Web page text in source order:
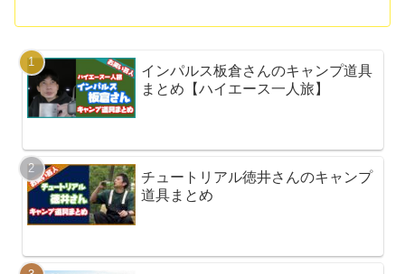
インパルス板倉さんのキャンプ道具
まとめ【ハイエース一人旅】
チュートリアル徳井さんのキャンプ
道具まとめ